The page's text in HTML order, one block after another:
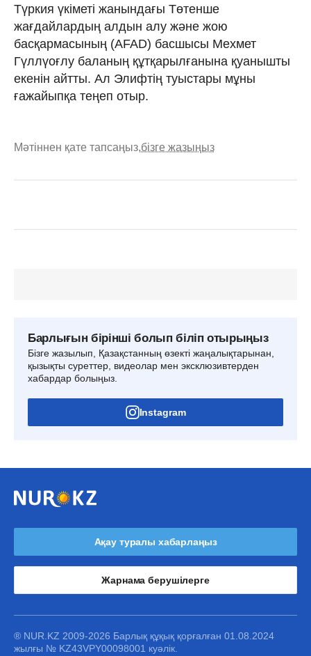
Түркия үкіметі жанындағы Төтенше
жағдайлардың алдын алу және жою
басқармасының (AFAD) басшысы Мехмет
Гүллүоғлу баланың құтқарылғанына қуанышты
екенін айтты. Ал Элифтің туыстары мұны
ғажайыпқа теңеп отыр.
Мәтіннен қате тапсаңыз,бізге жазыңыз
Барлығын бірінші болып біліп отырыңыз
Бізге жазылып, Қазақстанның өзекті жаңалықтарынан,
қызықты суреттер, видеолар мен эксклюзивтерден
хабардар болыңыз.
Instagram
Ақау туралы хабарлаңыз
Жарнама берушілерге
® NUR.KZ 2009-2026 Барлық құқық қорғалған 01.08.2024
жылғы № KZ43VPY00098001 куәлік.